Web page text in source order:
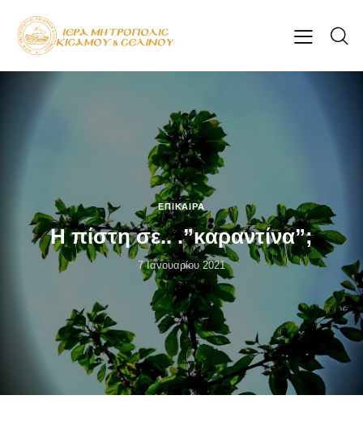
ΕΠΊΚΑΙΡΑ
Η πίστη σε.. .”καραντίνα”;
7 Ιανουαρίου 2021